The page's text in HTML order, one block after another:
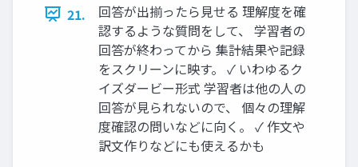
21.
回答が出揃ったら見せる 理解度を確
認するような質問をして、 学習者の
回答が終わってから 集計結果や記録
をスクリーンに映す。 ✓ いわゆるク
イズダービー形式 学習者は他の人の
回答が見られないので、 個々の理解
度確認の問いなどに向く。 ✓ 作文や
訳文作りなどにも使えるかも